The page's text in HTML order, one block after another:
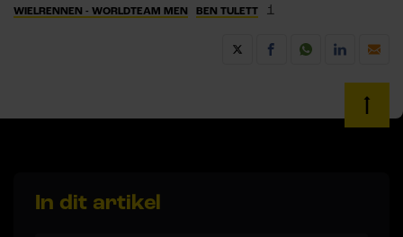
WIELRENNEN - WORLDTEAM MEN
BEN TULETT 1
In dit artikel